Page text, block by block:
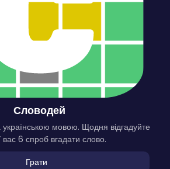
Словодей
мовою. Щодня відгадуйте
6 спроб вгадати слово.
Грати